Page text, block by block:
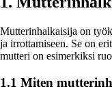
Mutterinhalkaisija on
ja irrottamiseen. Se on
mutteri on esimerkiksi
1.1 Miten